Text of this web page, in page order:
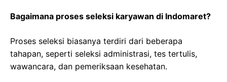
Bagaimana proses seleksi karyawan di Indomaret?
Proses seleksi biasanya terdiri dari beberapa
tahapan, seperti seleksi administrasi, tes tertulis,
wawancara, dan pemeriksaan kesehatan.